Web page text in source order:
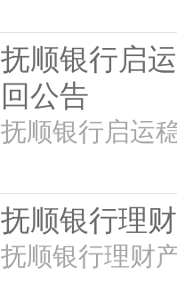
抚顺银行启
回公告
抚顺银行启运
抚顺银行理
抚顺银行理财